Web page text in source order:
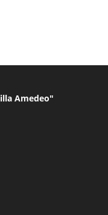
Amedeo"